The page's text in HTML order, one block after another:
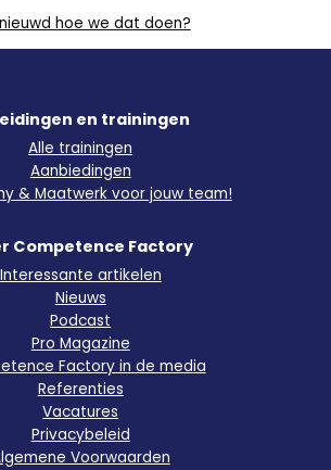
hoe we dat doen?
en trainingen
Alle trainingen
Aanbiedingen
& Maatwerk voor jouw team!
Competence Factory
Interessante artikelen
Nieuws
Podcast
Pro Magazine
Factory in de media
Referenties
Vacatures
Privacybeleid
Voorwaarden